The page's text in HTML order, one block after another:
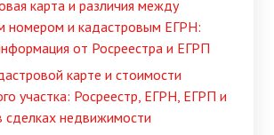
карта и различия между
номером и кадастровым ЕГРН:
от Росреестра и ЕГРП
карте и стоимости
участка: Росреестр, ЕГРН, ЕГРП и
сделках недвижимости